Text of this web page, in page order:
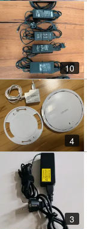
10
4
3